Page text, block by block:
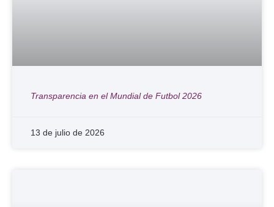
Transparencia en el Mundial de Futbol 2026
13 de julio de 2026